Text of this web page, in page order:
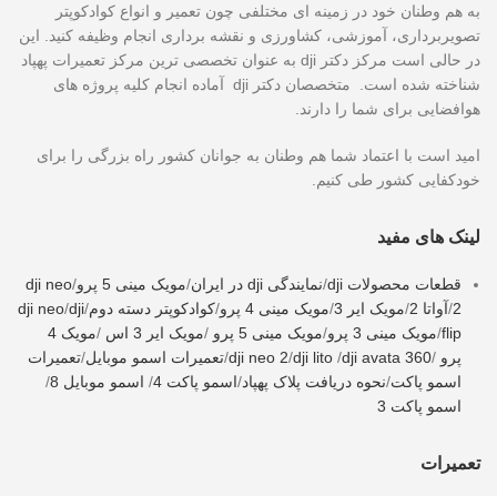
به هم وطنان خود در زمینه ای مختلفی چون تعمیر و انواع کوادکوپتر
تصویربرداری، آموزشی، کشاورزی و نقشه برداری انجام وظیفه کنید. این
در حالی است مرکز دکتر dji به عنوان تخصصی ترین مرکز تعمیرات پهپاد
شناخته شده است. متخصصان دکتر dji آماده انجام کلیه پروژه های
هوافضایی برای شما را دارند.
امید است با اعتماد شما هم وطنان به جوانان کشور راه بزرگی را برای
خودکفایی کشور طی کنیم.
لینک های مفید
قطعات محصولات dji /نمایندگی dji در ایران /مویک مینی 5 پرو /
dji neo
2
/آواتا 2 /مویک ایر 3 /مویک مینی 4 پرو /کوادکوپتر دسته دوم/
dji neo/dji
flip
/مویک مینی 3 پرو /مویک مینی 5 پرو /مویک ایر 3 اس /
مویک 4
پرو /
dji neo 2/dji lito /dji avata 360
/تعمیرات اسمو موبایل/تعمیرات
اسمو پاکت/نحوه دریافت پلاک پهپاد/اسمو پاکت 4 / اسمو موبایل 8
/
اسمو پاکت 3
تعمیرات